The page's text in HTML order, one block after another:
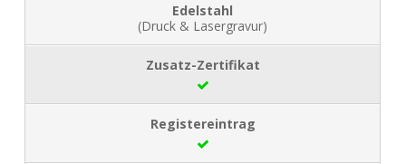
Edelstahl
(Druck & Lasergravur)